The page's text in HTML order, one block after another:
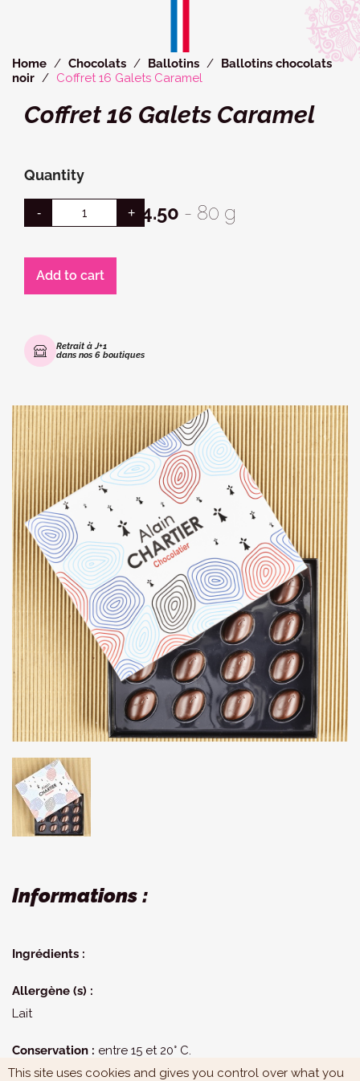
Home Chocolats Ballotins
Ballotins chocolats
noir
Coffret 16 Galets Caramel
Coffret 16 Galets Caramel
Quantity
€14.50 - 80 g
Add to cart
Retrait à J+1
dans nos 6 boutiques
Informations :
Ingrédients :
Allergène (s) :
Lait
Conservation : entre 15 et 20° C.
This site uses cookies and gives you control over what you